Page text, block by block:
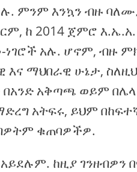
ምንም እንኳን ብዙ
ከ 2014 ጀምሮ
አሉ. ሆኖም, ብዙ
እና ማህበራዊ ሁኔታ,
በአንድ አቅጣጫ ወይም
አትፍሩ, ይህም
ቁጠባዎችዎ.
ከዚያ